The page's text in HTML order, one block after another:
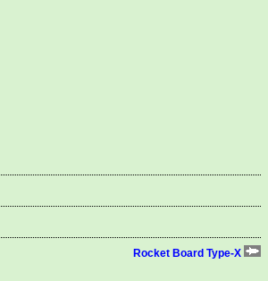
Rocket Board Type-X